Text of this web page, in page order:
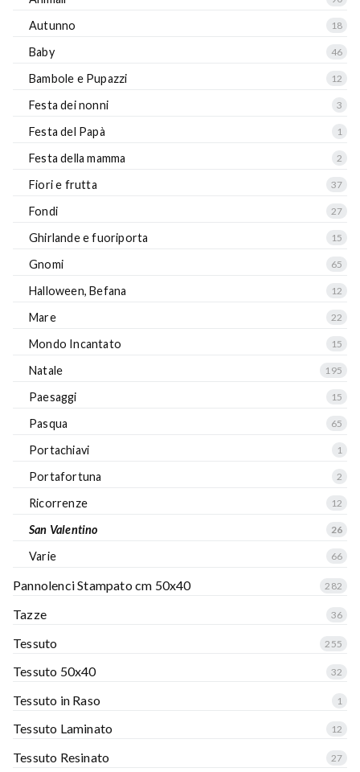
Autunno 18
Baby 46
Bambole e Pupazzi 12
Festa dei nonni 3
Festa del Papà 1
Festa della mamma 2
Fiori e frutta 37
Fondi 27
Ghirlande e fuoriporta 15
Gnomi 65
Halloween, Befana 12
Mare 22
Mondo Incantato 15
Natale 195
Paesaggi 15
Pasqua 65
Portachiavi 1
Portafortuna 2
Ricorrenze 12
San Valentino 26
Varie 66
Pannolenci Stampato cm 50x40 282
Tazze 36
Tessuto 255
Tessuto 50x40 32
Tessuto in Raso 1
Tessuto Laminato 12
Tessuto Resinato 27